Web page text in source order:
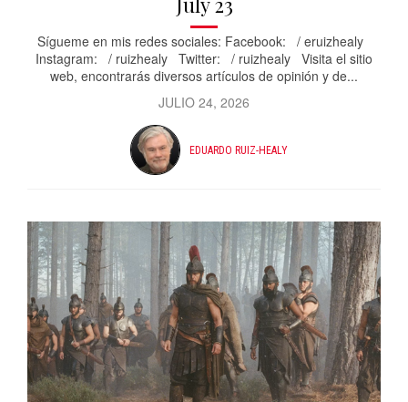
Sígueme en mis redes sociales: Facebook: / eruizhealy
Instagram: / ruizhealy Twitter: / ruizhealy Visita el sitio
web, encontrarás diversos artículos de opinión y de...
JULIO 24, 2026
EDUARDO RUIZ-HEALY